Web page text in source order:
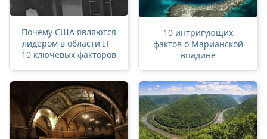
Почему США являются
лидером в области IT -
10 ключевых факторов
10 интригующих
фактов о Марианской
впадине